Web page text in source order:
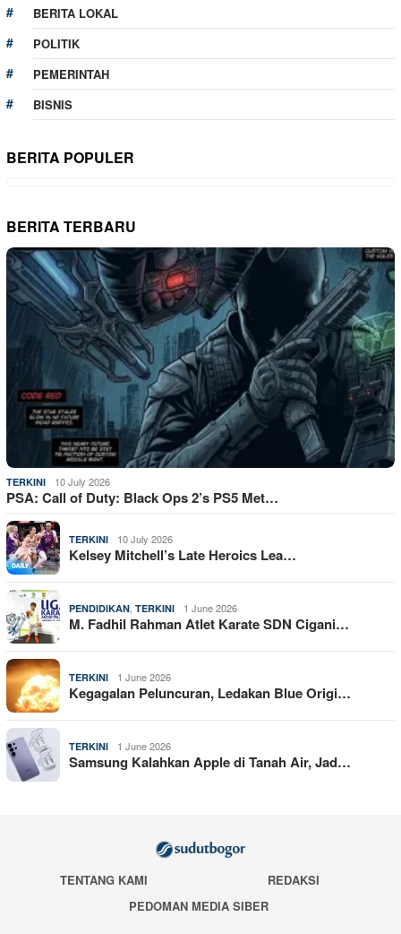
BERITA LOKAL
POLITIK
PEMERINTAH
BISNIS
BERITA POPULER
BERITA TERBARU
TERKINI 10 July 2026
PSA: Call of Duty: Black Ops 2’s PS5 Met…
TERKINI 10 July 2026
Kelsey Mitchell’s Late Heroics Lea…
PENDIDIKAN TERKINI 1 June 2026
M. Fadhil Rahman Atlet Karate SDN Cigani…
TERKINI 1 June 2026
Kegagalan Peluncuran, Ledakan Blue Origi…
TERKINI 1 June 2026
Samsung Kalahkan Apple di Tanah Air, Jad…
TENTANG KAMI
REDAKSI
PEDOMAN MEDIA SIBER